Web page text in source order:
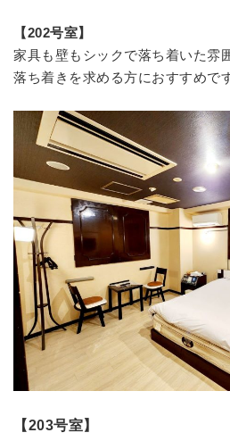
【202号室】
家具も壁もシックで落ち着いた雰
落ち着きを求める方におすすめで
【203号室】